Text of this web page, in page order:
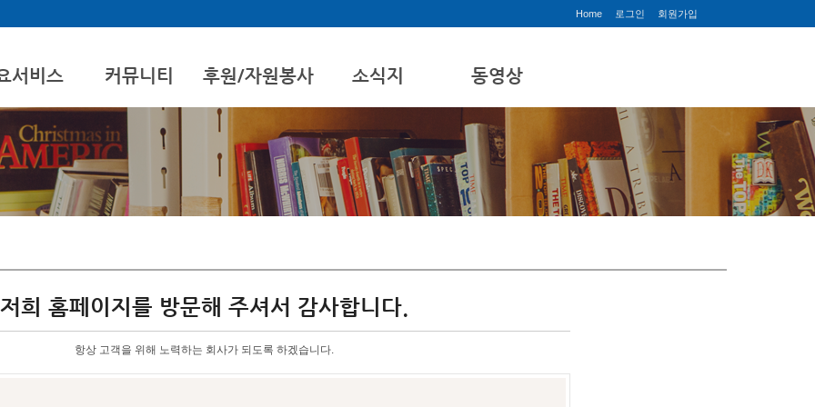
Home 로그인 회원가입
서비스
지원계획
원체험홈
술특화사업
커뮤니티
공지사항
자료실
나눔소식
포토갤러리
후원/자원봉사
자원봉사안내
후원안내/신청
소식지 동영상
저희 홈페이지를 방문해 주셔서 감사합니다.
항상 고객을 위해 노력하는 회사가 되도록 하겠습니다.